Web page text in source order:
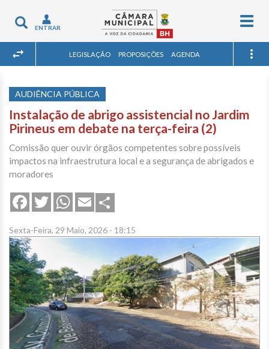
Toggle
navigation
ENTRAR
LEGISLAÇÃO PROPOSIÇÕES AGENDA
AUDIÊNCIA PÚBLICA
Instalação de abrigo assistencial no Jardim
Pirineus em debate na terça-feira (2)
Comissão quer ouvir órgãos competentes sobre possíveis
impactos na infraestrutura local e a segurança de abrigados e
moradores
FacebookTwitterWhatsApp
Email
Sexta-Feira, 29 Maio, 2026 - 18:15